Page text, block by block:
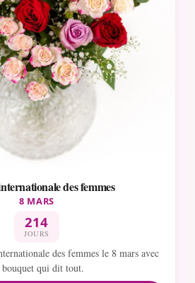
des femmes
8 MARS
214
JOURS
des femmes le 8 mars avec
qui dit tout.